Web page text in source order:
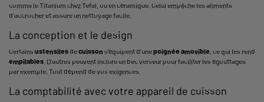
comme le Titanium chez Tefal, ou en céramique. Celui empêche les aliments
d'accrocher et assure un nettoyage facile.
La conception et le design
Certains ustensilesdecuisson s'équipent d'unepoignée amovible , ce qui les rend
empilables . D'autres peuvent inclure un bec verseur pour faciliter les égouttages
par exemple. Tout dépend de vos exigences.
La comptabilité avec votre appareil de cuisson